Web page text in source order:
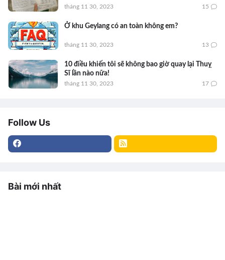
tháng 11 30, 2023 15
Ở khu Geylang có an toàn không em?
tháng 11 30, 2023 13
10 điều khiến tôi sẽ không bao giờ quay lại Thuỵ
Sĩ lần nào nữa!
tháng 11 30, 2023 17
Follow Us
Bài mới nhất